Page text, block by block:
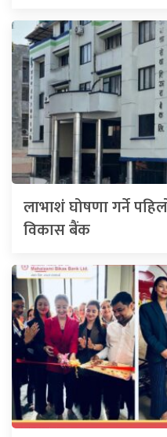
लाभाशं घोषणा गर्ने
विकास बैंक